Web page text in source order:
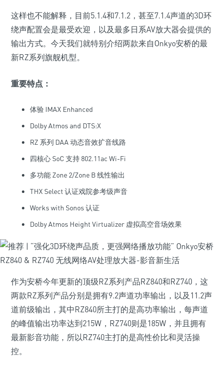
这样也不能解释，目前5.1.4和7.1.2，甚至7.1.4声道的3D环
绕声配置会是最受欢迎，以及最多日系AV放大器会提供的
输出方式。今天我们就特别介绍两款来自Onkyo安桥的最
新RZ系列旗舰机型。
重要特点：
体验 IMAX Enhanced
Dolby Atmos and DTS:X
RZ 系列 DAA 动态音效扩音线路
四核心 SoC 支持 802.11ac Wi-Fi
多功能 Zone 2/Zone B 线性输出
THX Select 认证戏院参考级声音
Works with Sonos 认证
Dolby Atmos Height Virtualizer 虚拟高空音场效果
作为安桥今年更新的顶级RZ系列产品RZ840和RZ740，这
两款RZ系列产品分别是拥有9.2声道功率输出，以及11.2声
道前级输出，其中RZ840所主打的是高功率输出，每声道
的峰值输出功率达到215W，RZ740则是185W，并且拥有
最新影音功能，所以RZ740主打的是高性价比和灵活操
控。